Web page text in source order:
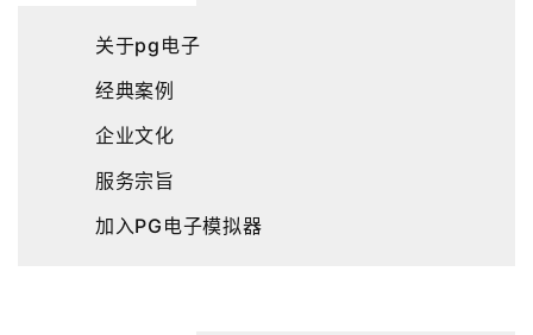
关于pg电子
经典案例
企业文化
服务宗旨
加入PG电子模拟器